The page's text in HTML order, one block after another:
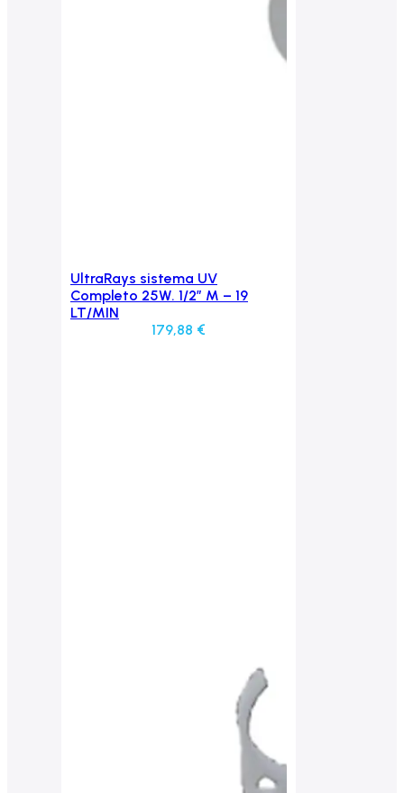
Aggiungi al carrello
UltraRays sistema UV
Completo 25W. 1/2″ M – 19
LT/MIN
179,88 €